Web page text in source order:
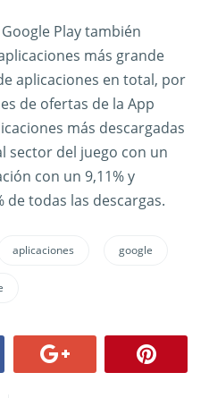
Play también
más grande
aplicaciones en total, por
de ofertas de la App
más descargadas
sector del juego con un
con un 9,11% y
de todas las descargas.
aplicaciones google